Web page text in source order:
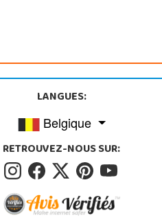
LANGUES:
Belgique
RETROUVEZ-NOUS SUR: